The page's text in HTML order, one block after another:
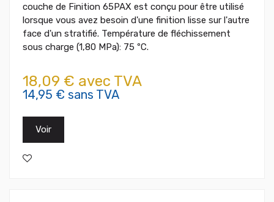
couche de Finition 65PAX est conçu pour être utilisé
lorsque vous avez besoin d'une finition lisse sur l'autre
face d'un stratifié. Température de fléchissement
sous charge (1,80 MPa): 75 ºC.
18,09 € avec TVA
14,95 € sans TVA
Voir